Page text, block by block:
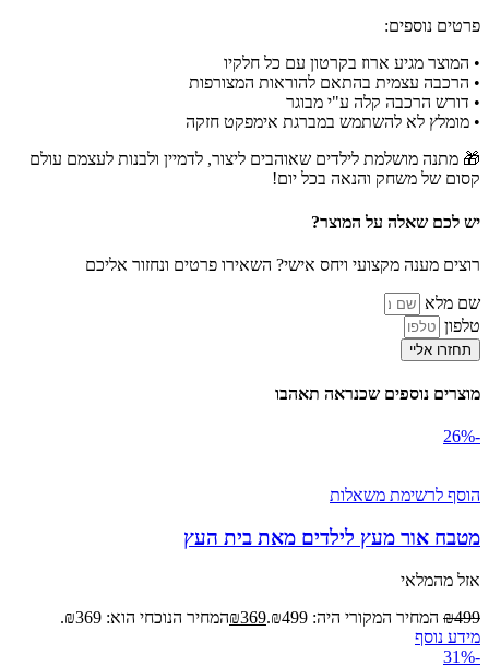
פרטים נוספים:
• המוצר מגיע ארוז בקרטון עם כל חלקיו
• הרכבה עצמית בהתאם להוראות המצורפות
• דורש הרכבה קלה ע"י מבוגר
• מומלץ לא להשתמש במברגת אימפקט חזקה
🎁 מתנה מושלמת לילדים שאוהבים ליצור, לדמיין ולבנות לעצמם עולם
קסום של משחק והנאה בכל יום!
יש לכם שאלה על המוצר?
רוצים מענה מקצועי ויחס אישי? השאירו פרטים ונחזור אליכם
שם מלא
טלפון
תחזרו אליי
מוצרים נוספים שכנראה תאהבו
-26%
הוסף לרשימת משאלות
מטבח אור מעץ לילדים מאת בית העץ
אזל מהמלאי
₪499 המחיר המקורי היה: ₪499. ₪369
המחיר הנוכחי הוא: ₪369.
מידע נוסף
-31%